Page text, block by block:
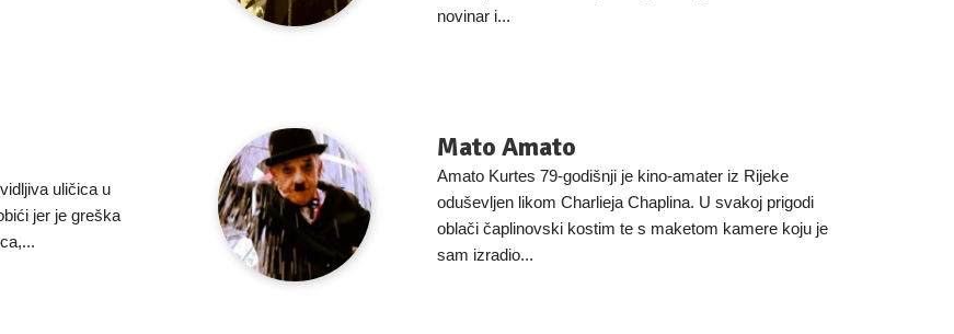
novinar i...
uličica u
jer je greška
Mato Amato
Amato Kurtes 79-godišnji je kino-amater iz Rijeke
oduševljen likom Charlieja Chaplina. U svakoj prigodi
oblači čaplinovski kostim te s maketom kamere koju je
sam izradio...